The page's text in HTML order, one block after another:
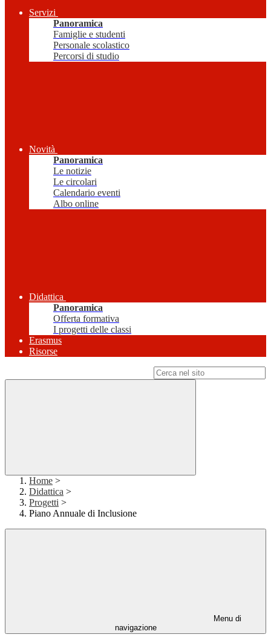
Servizi
Panoramica
Famiglie e studenti
Personale scolastico
Percorsi di studio
Novità
Panoramica
Le notizie
Le circolari
Calendario eventi
Albo online
Didattica
Panoramica
Offerta formativa
I progetti delle classi
Erasmus
Risorse
Home >
Didattica >
Progetti >
Piano Annuale di Inclusione
Menu di
navigazione